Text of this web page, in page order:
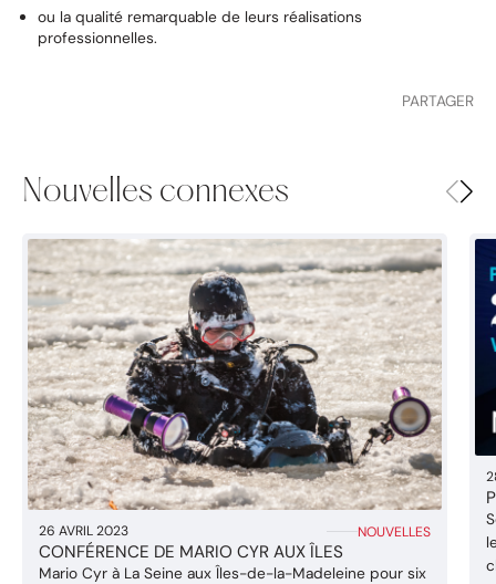
ou la qualité remarquable de leurs réalisations
professionnelles.
PARTAGER
Nouvelles connexes
26 AVRIL 2023 NOUVELLES
CONFÉRENCE DE MARIO CYR AUX ÎLES
Mario Cyr à La Seine aux Îles-de-la-Madeleine pour six